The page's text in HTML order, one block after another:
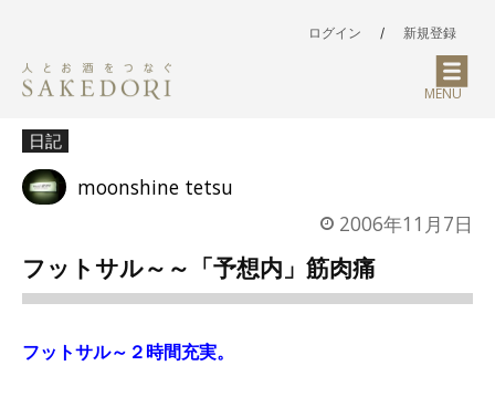
ログイン / 新規登録
MENU
日記
moonshine tetsu
2006年11月7日
フットサル～～「予想内」筋肉痛
フットサル～２時間充実。